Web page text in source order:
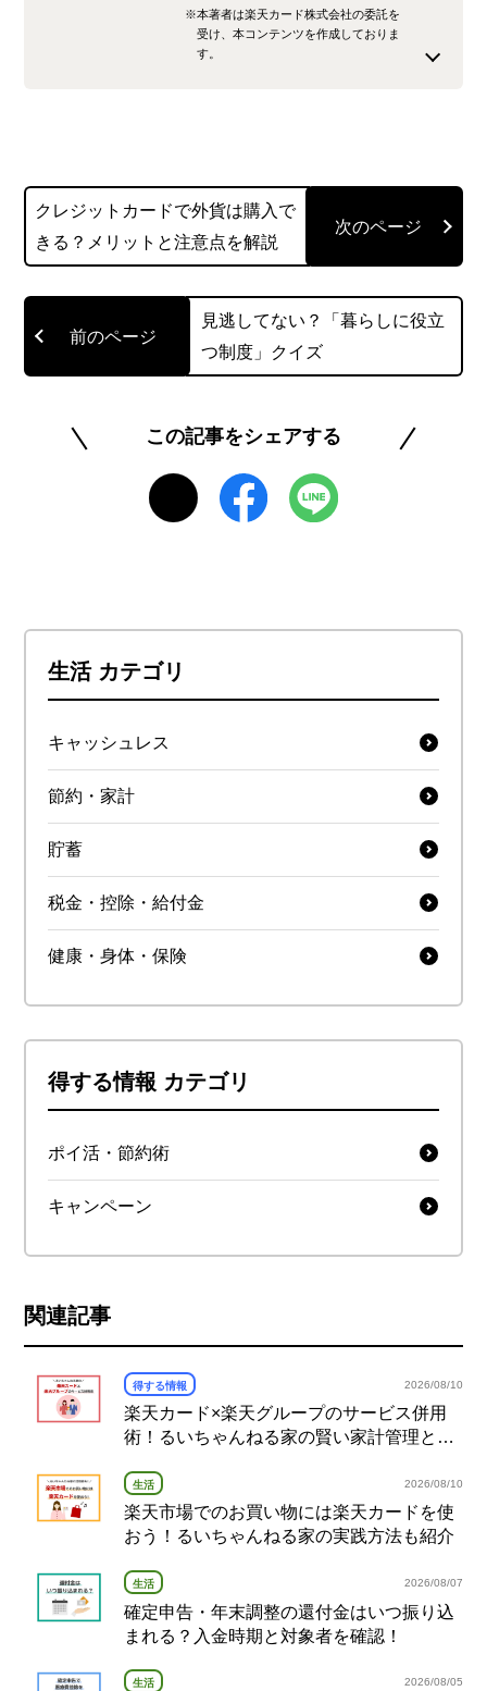
※本著者は楽天カード株式会社の委託を
受け、本コンテンツを作成しておりま
す。
を使い分けながら、自分にとって最適な使い方を
模索中。毎月貯まっていくポイントを見ながらそ
味はラーメンの食べ歩きです。
このライターの記事一覧を見る
クレジットカードで外貨は購入で
きる？メリットと注意点を解説
見逃してない？「暮らしに役立
つ制度」クイズ
この記事をシェアする
生活 カテゴリ
キャッシュレス
節約・家計
貯蓄
税金・控除・給付金
健康・身体・保険
得する情報 カテゴリ
ポイ活・節約術
キャンペーン
関連記事
得する情報 2026/08/10
楽天カード×楽天グループのサービス併用
術！るいちゃんねる家の賢い家計管理とポ
生活 2026/08/10
楽天市場でのお買い物には楽天カードを使
おう！るいちゃんねる家の実践方法も紹介
生活 2026/08/07
確定申告・年末調整の還付金はいつ振り込
まれる？入金時期と対象者を確認！
生活 2026/08/05